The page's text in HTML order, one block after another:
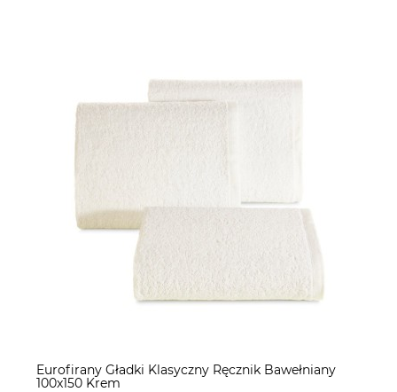
Eurofirany Gładki Klasyczny Ręcznik Bawełniany
100x150 Krem